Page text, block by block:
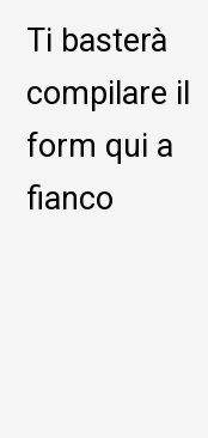
Ti basterà
compilare il
form qui a
fianco